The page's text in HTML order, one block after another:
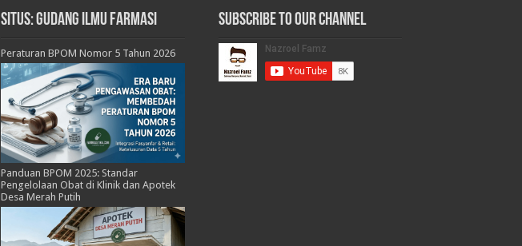
Situs: Gudang Ilmu Farmasi
Peraturan BPOM Nomor 5 Tahun 2026
Panduan BPOM 2025: Standar
Pengelolaan Obat di Klinik dan Apotek
Desa Merah Putih
Subscribe to our Channel